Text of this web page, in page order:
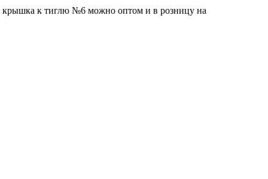
крышка к тиглю №6 можно оптом и в розницу на